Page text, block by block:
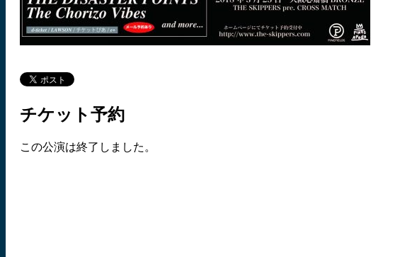
チケット予約
この公演は終了しました。